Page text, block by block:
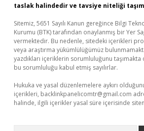
taslak halindedir ve tavsiye niteliği
Sitemiz, 5651 Sayılı Kanun gereğince Bilgi
Kurumu (BTK) tarafından onaylanmış bir Yer
vermektedir. Bu nedenle, sitedeki içerikleri
veya araştırma yükümlülüğümüz
yazdıkları içeriklerin sorumluluğunu
bu sorumluluğu kabul etmiş sayılırlar.
Hukuka ve yasal düzenlemelere aykırı
içerikleri, backlinkpanelicomtr@gmail.com
halinde, ilgili içerikler yasal süre içerisinde